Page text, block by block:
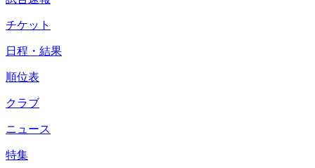
チケット
日程・結果
順位表
クラブ
ニュース
特集